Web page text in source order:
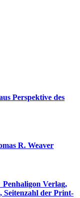
Perspektive des
R. Weaver
Penhaligon Verlag,
Seitenzahl der Print-